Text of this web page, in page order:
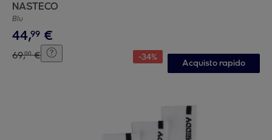
NASTECO
Blu
44,99 €
69,00 € -34%
Acquisto rapido